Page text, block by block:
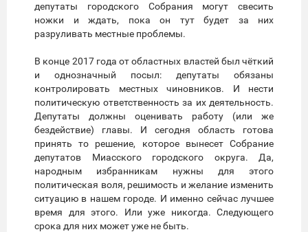
депутаты городского Собрания могут свесить
ножки и ждать, пока он тут будет за них
разруливать местные проблемы.
В конце 2017 года от областных властей был чёткий
и однозначный посыл: депутаты обязаны
контролировать местных чиновников. И нести
политическую ответственность за их деятельность.
Депутаты должны оценивать работу (или же
бездействие) главы. И сегодня область готова
принять то решение, которое вынесет Собрание
депутатов Миасского городского округа. Да,
народным избранникам нужны для этого
политическая воля, решимость и желание изменить
ситуацию в нашем городе. И именно сейчас лучшее
время для этого. Или уже никогда. Следующего
срока для них может уже не быть.